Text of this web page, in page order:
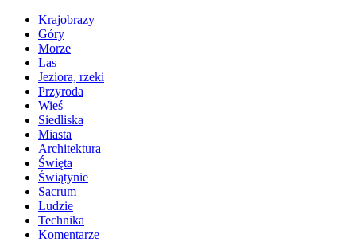
Krajobrazy
Góry
Morze
Las
Jeziora, rzeki
Przyroda
Wieś
Siedliska
Miasta
Architektura
Święta
Świątynie
Sacrum
Ludzie
Technika
Komentarze